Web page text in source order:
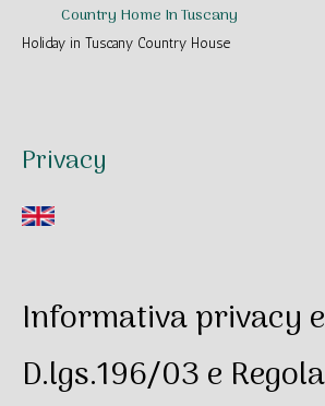
Country Home In Tuscany
Holiday in Tuscany Country House
Privacy
Informativa privacy
D.lgs.196/03 e